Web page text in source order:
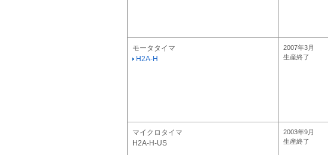
モータタイマ
H2A-H
2007年3月
生産終了
マイクロタイマ
H2A-H-US
2003年9月
生産終了